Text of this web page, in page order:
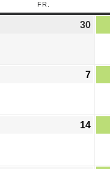
FR.
30
7
14